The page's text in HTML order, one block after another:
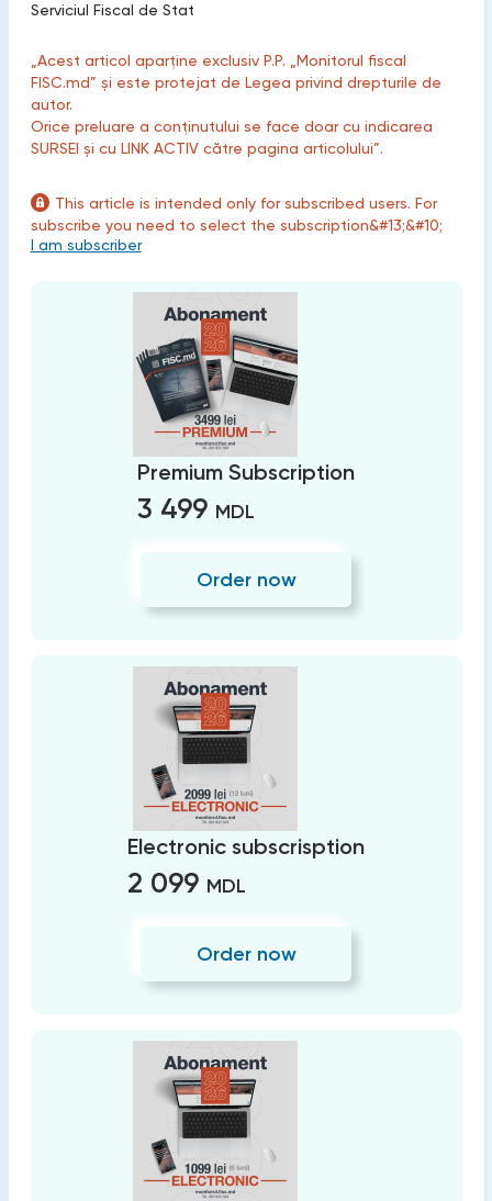
Serviciul Fiscal de Stat
„Acest articol aparține exclusiv P.P. „Monitorul fiscal
FISC.md” și este protejat de Legea privind drepturile de
autor.
Orice preluare a conținutului se face doar cu indicarea
SURSEI și cu LINK ACTIV către pagina articolului”.
This article is intended only for subscribed users. For
subscribe you need to select the subscription&#13;&#10;
I am subscriber
Premium Subscription
3 499 MDL
Order now
Electronic subscrisption
2 099 MDL
Order now